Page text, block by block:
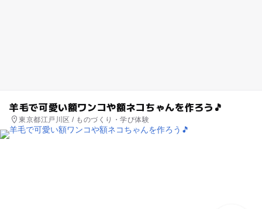
羊毛で可愛い額ワンコや額ネコちゃんを作ろう🎵
東京都江戸川区 / ものづくり・学び体験